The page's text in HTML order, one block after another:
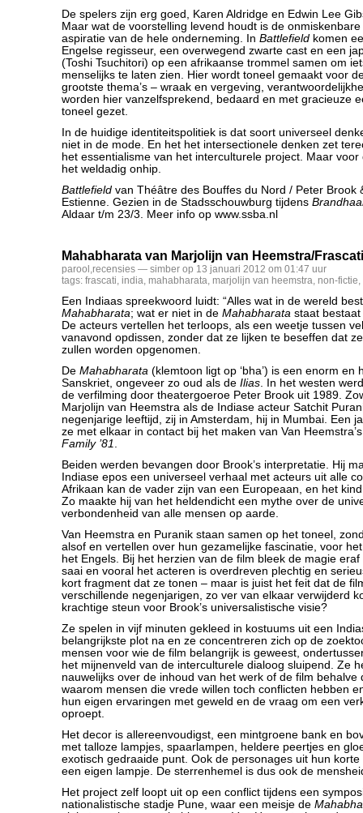
De spelers zijn erg goed, Karen Aldridge en Edwin Lee
Maar wat de voorstelling levend houdt is de
aspiratie van de hele onderneming. In Battlefield komen
Engelse regisseur, een overwegend zwarte cast en een
(Toshi Tsuchitori) op een afrikaanse trommel samen om
menselijks te laten zien. Hier wordt toneel gemaakt voor
grootste thema’s – wraak en vergeving,
worden hier vanzelfsprekend, bedaard en met gracieuze
toneel gezet.
In de huidige identiteitspolitiek is dat soort universeel
niet in de mode. En het het intersectionele denken zet
het essentialisme van het interculturele project. Maar
het weldadig onhip.
Battlefield van Théâtre des Bouffes du Nord / Peter Brook
Estienne. Gezien in de Stadsschouwburg tijdens
Aldaar t/m 23/3. Meer info op www.ssba.nl
Mahabharata van Marjolijn van Heemstra/
parool ,recensies — simber op 13 januari 2012 om 01:47 uur
tags: frascati, india, mahabharata, marjolijn van heemstra, non-fictie,
Een Indiaas spreekwoord luidt: “Alles wat in de wereld
Mahabharata; wat er niet in de Mahabharata staat bestaat
De acteurs vertellen het terloops, als een weetje tussen
vanavond opdissen, zonder dat ze lijken te beseffen dat
zullen worden opgenomen.
De Mahabharata (klemtoon ligt op ‘bha’) is een enorm en
Sanskriet, ongeveer zo oud als de Ilias. In het westen
de verfilming door theatergoeroe Peter Brook uit 1989.
Marjolijn van Heemstra als de Indiase acteur Satchit
negenjarige leeftijd, zij in Amsterdam, hij in Mumbai. Een
ze met elkaar in contact bij het maken van Van
Family ’81.
Beiden werden bevangen door Brook’s interpretatie. Hij
Indiase epos een universeel verhaal met acteurs uit alle
Afrikaan kan de vader zijn van een Europeaan, en het
Zo maakte hij van het heldendicht een mythe over de
verbondenheid van alle mensen op aarde.
Van Heemstra en Puranik staan samen op het toneel,
alsof en vertellen over hun gezamelijke fascinatie, voor
het Engels. Bij het herzien van de film bleek de magie
saai en vooral het acteren is overdreven plechtig en
kort fragment dat ze tonen – maar is juist het feit dat de
verschillende negenjarigen, zo ver van elkaar verwijderd
krachtige steun voor Brook’s universalistische visie?
Ze spelen in vijf minuten gekleed in kostuums uit een
belangrijkste plot na en ze concentreren zich op de
mensen voor wie de film belangrijk is geweest,
het mijnenveld van de interculturele dialoog sluipend. Ze
nauwelijks over de inhoud van het werk of de film behalve
waarom mensen die vrede willen toch conflicten hebben
hun eigen ervaringen met geweld en de vraag om een
oproept.
Het decor is allereenvoudigst, een mintgroene bank en
met talloze lampjes, spaarlampen, heldere peertjes en
exotisch gedraaide punt. Ook de personages uit hun
een eigen lampje. De sterrenhemel is dus ook de
Het project zelf loopt uit op een conflict tijdens een
nationalistische stadje Pune, waar een meisje de